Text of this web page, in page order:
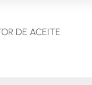
DE ACEITE